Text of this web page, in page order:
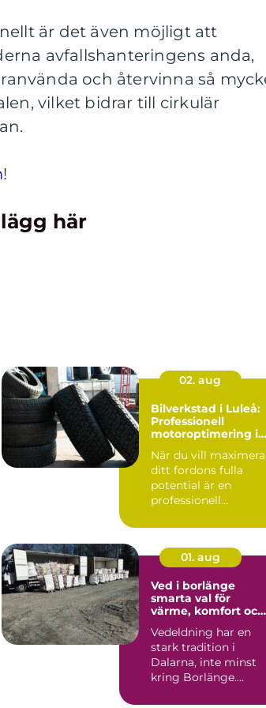
är det även möjligt att
avfallshanteringens anda,
och återvinna så
vilket bidrar till cirkulär
!
här
02. aug
Bilverkstad i Luleå:
Professionell
motoroptimering i
prestanda
När du vill maximera
ditt fordons fulla
potential är en
professionell
Lu...
01. aug
Ved i borlänge
smarta val för
värme, komfort och
Vedeldning har en
stark tradition i
Dalarna, inte minst
kring Borlänge.